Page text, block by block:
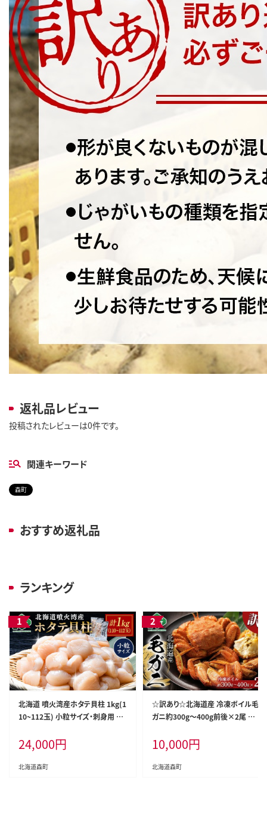
返礼品レビュー
投稿されたレビューは0件です。
関連キーワード
森町
おすすめ返礼品
ランキング
北海道 噴火湾産ホタテ貝柱 1kg(1
10~112玉) 小粒サイズ・刺身用 海
て 魚介類 貝 北海道 刺身 海鮮 1kg
mr1-1332
24,000円
北海道森町
☆訳あり☆北海道産 冷凍ボイル毛
ガニ約300g～400g前後×2尾 ＜
ニ 蟹 ガニ がに 森町 ふるさと納税
北海道 毛蟹 毛かに 毛ガニ 毛カニ
mr1-1463
10,000円
北海道森町